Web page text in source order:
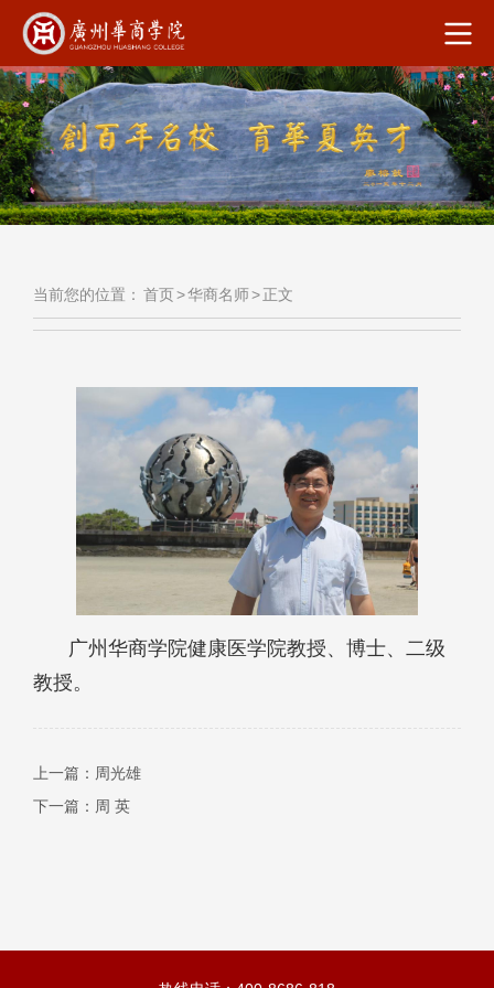
当前您的位置： 首页>华商名师>正文
广州华商学院健康医学院教授、博士、二级
教授。
上一篇： 周光雄
下一篇： 周 英